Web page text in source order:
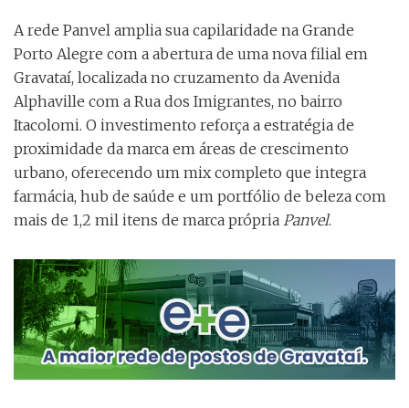
A rede Panvel amplia sua capilaridade na Grande
Porto Alegre com a abertura de uma nova filial em
Gravataí, localizada no cruzamento da Avenida
Alphaville com a Rua dos Imigrantes, no bairro
Itacolomi. O investimento reforça a estratégia de
proximidade da marca em áreas de crescimento
urbano, oferecendo um mix completo que integra
farmácia, hub de saúde e um portfólio de beleza com
mais de 1,2 mil itens de marca própria Panvel.